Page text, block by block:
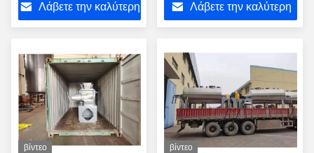
μυκηλίων υπολειμμάτων
Λάβετε την καλύτερη
ξηρότερες
Λάβετε την καλύτερη
βίντεο βίντεο